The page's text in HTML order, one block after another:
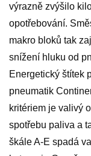
výrazně zvýšilo
opotřebování.
makro bloků tak
snížení hluku od
Energetický štítek
pneumatik
kritériem je valivý
spotřebu paliva a
škále A-E spadá